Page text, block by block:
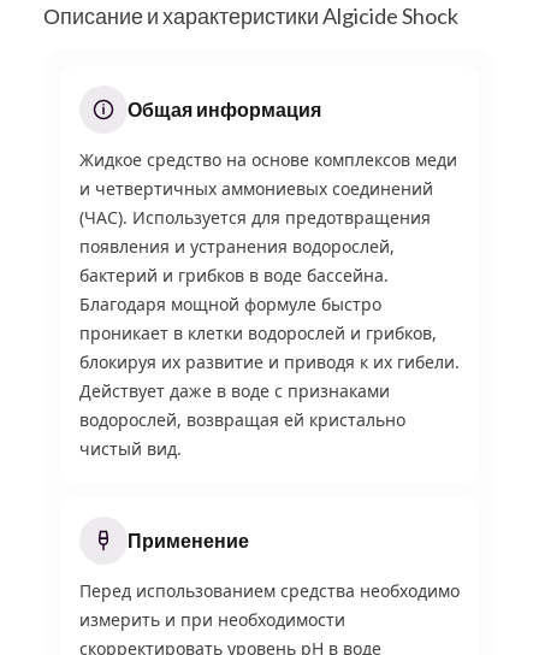
Описание и характеристики Algicide Shock
Общая информация
Жидкое средство на основе комплексов меди
и четвертичных аммониевых соединений
(ЧАС). Используется для предотвращения
появления и устранения водорослей,
бактерий и грибков в воде бассейна.
Благодаря мощной формуле быстро
проникает в клетки водорослей и грибков,
блокируя их развитие и приводя к их гибели.
Действует даже в воде с признаками
водорослей, возвращая ей кристально
чистый вид.
Применение
Перед использованием средства необходимо
измерить и при необходимости
скорректировать уровень pH в воде